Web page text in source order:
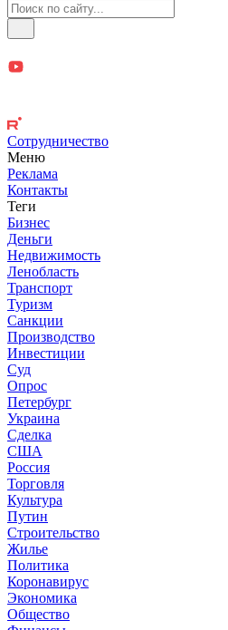
Сотрудничество
Меню
Реклама
Контакты
Теги
Бизнес
Деньги
Недвижимость
Ленобласть
Транспорт
Туризм
Санкции
Производство
Инвестиции
Суд
Опрос
Петербург
Украина
Сделка
США
Россия
Торговля
Культура
Путин
Строительство
Жилье
Политика
Коронавирус
Экономика
Общество